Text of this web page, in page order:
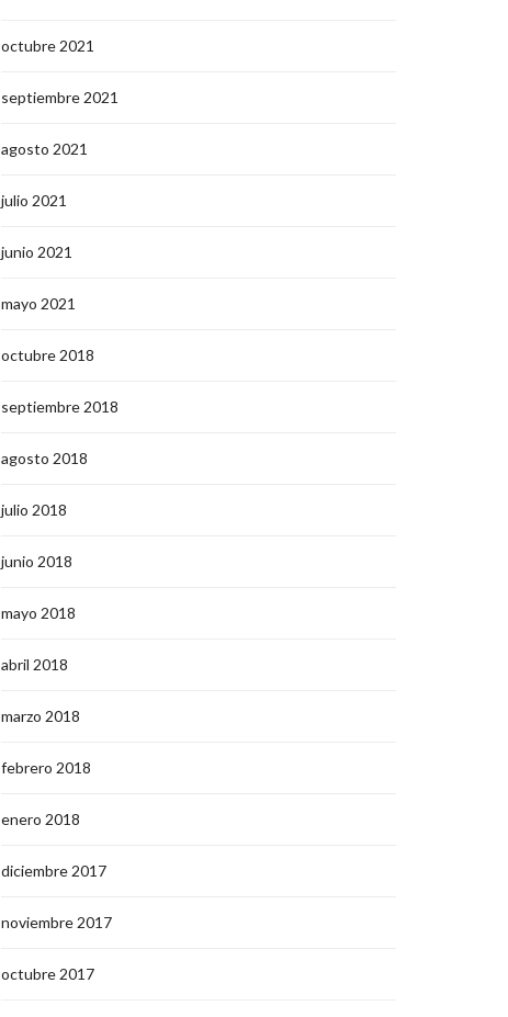
octubre 2021
septiembre 2021
agosto 2021
julio 2021
junio 2021
mayo 2021
octubre 2018
septiembre 2018
agosto 2018
julio 2018
junio 2018
mayo 2018
abril 2018
marzo 2018
febrero 2018
enero 2018
diciembre 2017
noviembre 2017
octubre 2017